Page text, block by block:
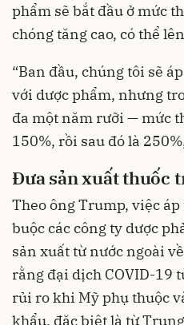
phẩm sẽ bắt đầu ở mức
chóng tăng cao, có thể
“Ban đầu, chúng tôi sẽ
với dược phẩm, nhưng
đa một năm rưỡi — mức
150%, rồi sau đó là
Đưa sản xuất thuốc
Theo ông Trump, việc
buộc các công ty dược
sản xuất từ nước ngoài
rằng đại dịch COVID-19
rủi ro khi Mỹ phụ thuộc
khẩu, đặc biệt là từ